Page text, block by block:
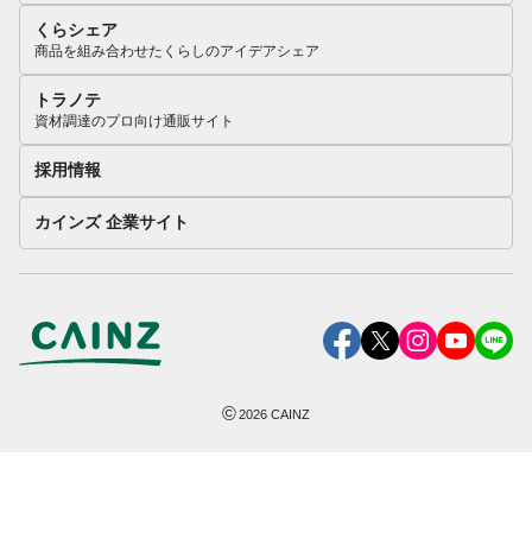
くらシェア
商品を組み合わせたくらしのアイデアシェア
トラノテ
資材調達のプロ向け通販サイト
採用情報
カインズ 企業サイト
©2026 CAINZ